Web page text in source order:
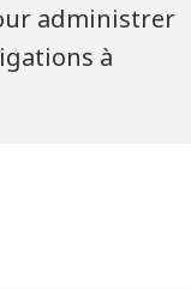
administrer
à